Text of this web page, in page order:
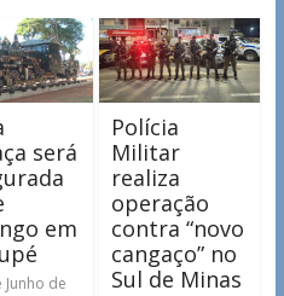
será
em
Junho de
Polícia
Militar
realiza
operação
contra “novo
cangaço” no
Sul de Minas